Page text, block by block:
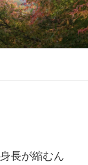
長が縮むん